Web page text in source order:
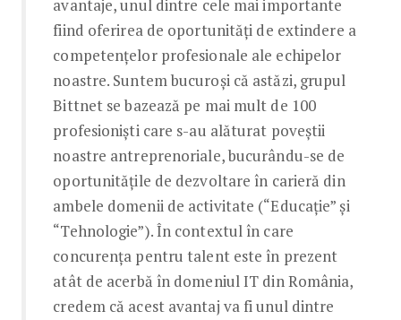
avantaje, unul dintre cele mai importante
fiind oferirea de oportunități de extindere a
competențelor profesionale ale echipelor
noastre. Suntem bucuroși că astăzi, grupul
Bittnet se bazează pe mai mult de 100
profesioniști care s-au alăturat poveștii
noastre antreprenoriale, bucurându-se de
oportunitățile de dezvoltare în carieră din
ambele domenii de activitate (“Educație” și
“Tehnologie”). În contextul în care
concurența pentru talent este în prezent
atât de acerbă în domeniul IT din România,
credem că acest avantaj va fi unul dintre